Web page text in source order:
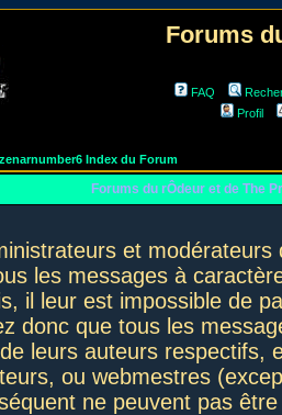
Forums
FAQ
Profil
Index du Forum
Forums du rÔdeur et de The
et
les messages à
il leur est impossible de
donc que tous les
leurs auteurs respectifs,
ou webmestres
ne peuvent pas